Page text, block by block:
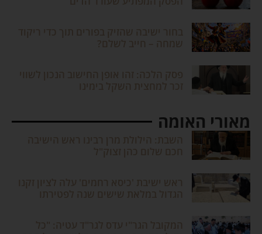
בחור ישיבה שהזיק בפורים תוך כדי ריקוד
שמחה – חייב לשלם?
פסק הלכה: זהו אופן החישוב הנכון לשווי
זכר למחצית השקל בימינו
מאורי האומה
הגדול במלאת שישים שנה לפטירתו
המקובל הגר"י עדס לגר"ד עטיה: "כל